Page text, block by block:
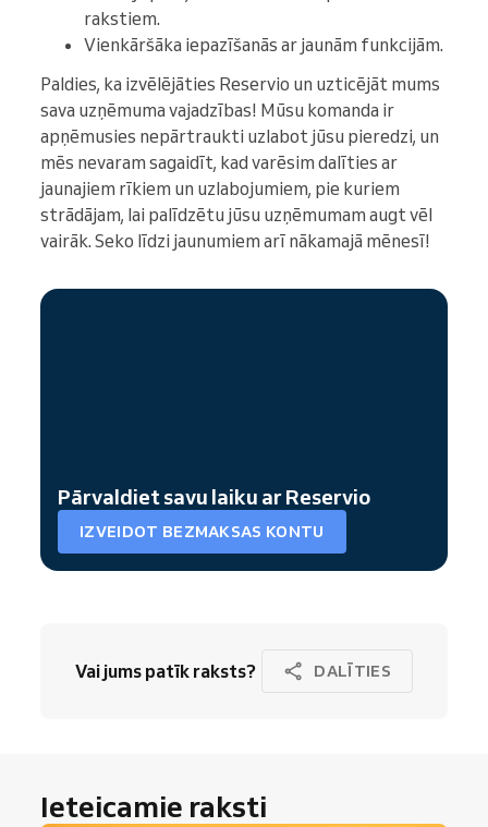
rakstiem.
Vienkāršāka iepazīšanās ar jaunām funkcijām.
Paldies, ka izvēlējāties Reservio un uzticējāt mums
sava uzņēmuma vajadzības! Mūsu komanda ir
apņēmusies nepārtraukti uzlabot jūsu pieredzi, un
mēs nevaram sagaidīt, kad varēsim dalīties ar
jaunajiem rīkiem un uzlabojumiem, pie kuriem
strādājam, lai palīdzētu jūsu uzņēmumam augt vēl
vairāk. Seko līdzi jaunumiem arī nākamajā mēnesī!
Pārvaldiet savu laiku ar Reservio
IZVEIDOT BEZMAKSAS KONTU
Vai jums patīk raksts? DALĪTIES
Ieteicamie raksti